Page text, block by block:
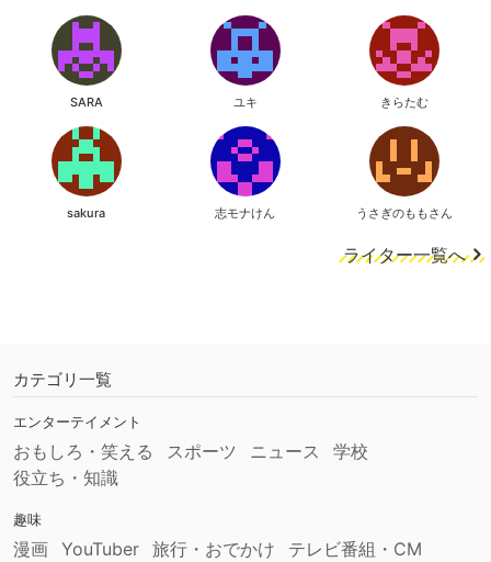
SARA ユキ きらたむ
sakura 志モナけん うさぎのももさん
ライター一覧へ
カテゴリ一覧
エンターテイメント
おもしろ・笑える スポーツ ニュース
学校
役立ち・知識
趣味
漫画 YouTuber 旅行・おでかけ テレビ番組・CM